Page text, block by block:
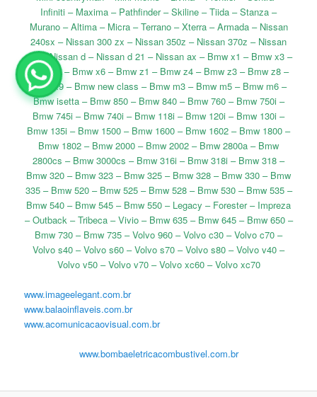
Infiniti – Maxima – Pathfinder – Skiline – Tiida – Stanza –
Murano – Altima – Micra – Terrano – Xterra – Armada – Nissan
240sx – Nissan 300 zx – Nissan 350z – Nissan 370z – Nissan
gt-r – Nissan d – Nissan d 21 – Nissan ax – Bmw x1 – Bmw x3 –
Bmw x5 – Bmw x6 – Bmw z1 – Bmw z4 – Bmw z3 – Bmw z8 –
Bmw x9 – Bmw new class – Bmw m3 – Bmw m5 – Bmw m6 –
Bmw isetta – Bmw 850 – Bmw 840 – Bmw 760 – Bmw 750i –
Bmw 745i – Bmw 740i – Bmw 118i – Bmw 120i – Bmw 130i –
Bmw 135i – Bmw 1500 – Bmw 1600 – Bmw 1602 – Bmw 1800 –
Bmw 1802 – Bmw 2000 – Bmw 2002 – Bmw 2800a – Bmw
2800cs – Bmw 3000cs – Bmw 316i – Bmw 318i – Bmw 318 –
Bmw 320 – Bmw 323 – Bmw 325 – Bmw 328 – Bmw 330 – Bmw
335 – Bmw 520 – Bmw 525 – Bmw 528 – Bmw 530 – Bmw 535 –
Bmw 540 – Bmw 545 – Bmw 550 – Legacy – Forester – Impreza
– Outback – Tribeca – Vivio – Bmw 635 – Bmw 645 – Bmw 650 –
Bmw 730 – Bmw 735 – Volvo 960 – Volvo c30 – Volvo c70 –
Volvo s40 – Volvo s60 – Volvo s70 – Volvo s80 – Volvo v40 –
Volvo v50 – Volvo v70 – Volvo xc60 – Volvo xc70
www.imageelegant.com.br
www.balaoinflaveis.com.br
www.acomunicacaovisual.com.br
www.bombaeletricacombustivel.com.br